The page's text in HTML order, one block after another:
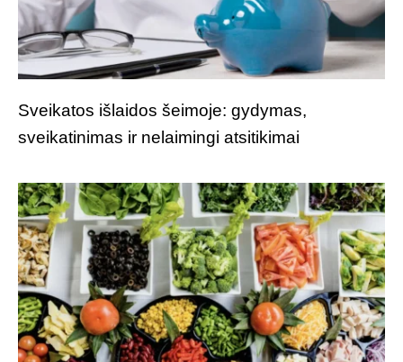
Sveikatos išlaidos šeimoje: gydymas,
sveikatinimas ir nelaimingi atsitikimai